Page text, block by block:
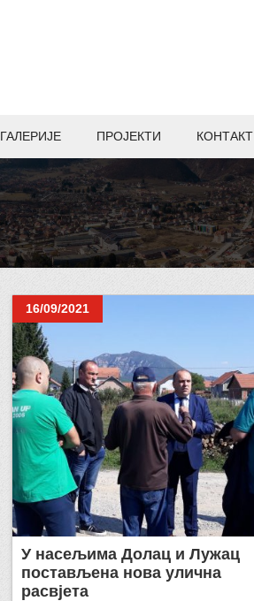
ГАЛЕРИЈЕ ПРОЈЕКТИ КОНТАКТ
16/09/2021
У насељима Долац и Лужац
постављена нова улична
расвјета